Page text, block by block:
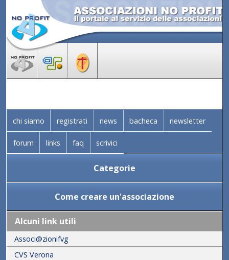
chi siamo registrati news bacheca newsletter
forum links faq scrivici
Categorie
Come creare un'associazione
Alcuni link utili
Associ@zionifvg
CVS Verona